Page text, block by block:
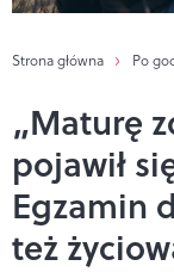
Strona główna Po
„Maturę
pojawił
Egzamin
też